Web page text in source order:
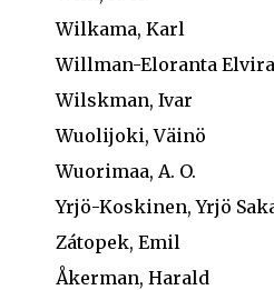
Wilkama, Karl
Willman-Eloranta Elvira
Wilskman, Ivar
Wuolijoki, Väinö
Wuorimaa, A. O.
Yrjö-Koskinen, Yrjö
Zátopek, Emil
Åkerman, Harald